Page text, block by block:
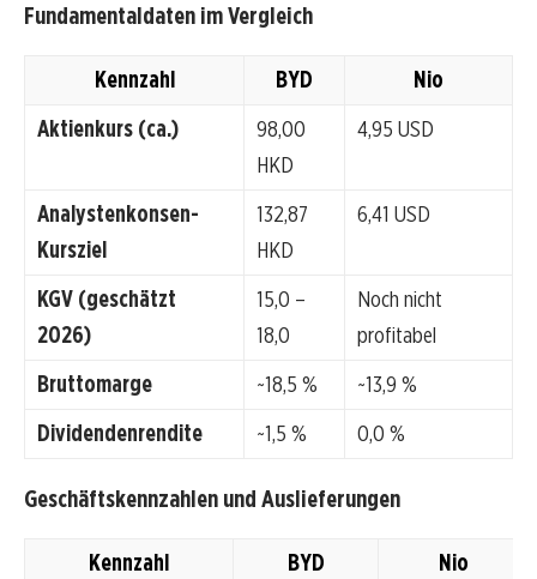
Fundamentaldaten im Vergleich
Kennzahl BYD
Nio
Aktienkurs (ca.)
98,00
HKD
4,95 USD
Analystenkonsen-
Kursziel
132,87
HKD
6,41 USD
KGV (geschätzt
2026)
15,0 –
18,0
Noch nicht
profitabel
Bruttomarge
~18,5 %
~13,9 %
Dividendenrendite
~1,5 % 0,0 %
Geschäftskennzahlen und Auslieferungen
Kennzahl BYD
Nio